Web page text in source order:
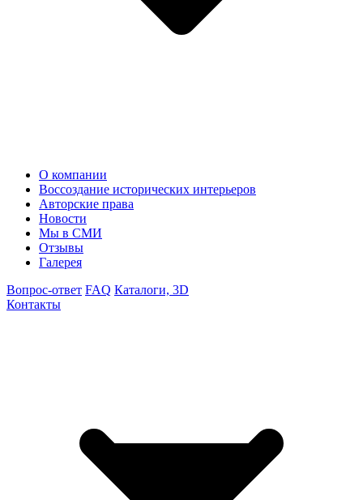
О компании
Воссоздание исторических интерьеров
Авторские права
Новости
Мы в СМИ
Отзывы
Галерея
Вопрос-ответ FAQ Каталоги, 3D
Контакты